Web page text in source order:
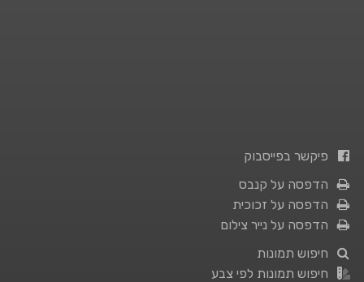
פיקשר בפייסבוק
הדפסה על קנבס
הדפסה על זכוכית
הדפסה על נייר צילום
חיפוש תמונות
חיפוש תמונות לפי צבע